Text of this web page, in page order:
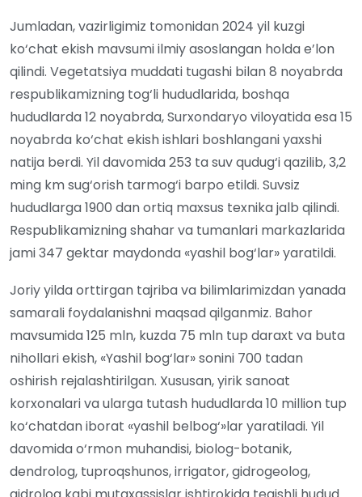
Jumladan, vazirligimiz tomonidan 2024 yil kuzgi
ko‘chat ekish mavsumi ilmiy asoslangan holda e’lon
qilindi. Vegetatsiya muddati tugashi bilan 8 noyabrda
respublikamizning tog‘li hududlarida, boshqa
hududlarda 12 noyabrda, Surxondaryo viloyatida esa 15
noyabrda ko‘chat ekish ishlari boshlangani yaxshi
natija berdi. Yil davomida 253 ta suv qudug‘i qazilib, 3,2
ming km sug‘orish tarmog‘i barpo etildi. Suvsiz
hududlarga 1900 dan ortiq maxsus texnika jalb qilindi.
Respublikamizning shahar va tumanlari markazlarida
jami 347 gektar maydonda «yashil bog‘lar» yaratildi.
Joriy yilda orttirgan tajriba va bilimlarimizdan yanada
samarali foydalanishni maqsad qilganmiz. Bahor
mavsumida 125 mln, kuzda 75 mln tup daraxt va buta
nihollari ekish, «Yashil bog‘lar» sonini 700 tadan
oshirish rejalashtirilgan. Xususan, yirik sanoat
korxonalari va ularga tutash hududlarda 10 million tup
ko‘chatdan iborat «yashil belbog‘»lar yaratiladi. Yil
davomida o‘rmon muhandisi, biolog-botanik,
dendrolog, tuproqshunos, irrigator, gidrogeolog,